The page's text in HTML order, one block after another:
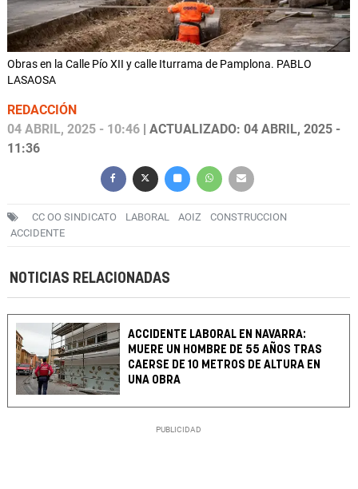
Obras en la Calle Pío XII y calle Iturrama de Pamplona. PABLO
LASAOSA
REDACCIÓN
04 ABRIL, 2025 - 10:46 | ACTUALIZADO: 04 ABRIL, 2025 -
11:36
CC OO SINDICATO LABORAL AOIZ
CONSTRUCCION
ACCIDENTE
NOTICIAS RELACIONADAS
ACCIDENTE LABORAL EN NAVARRA:
MUERE UN HOMBRE DE 55 AÑOS TRAS
CAERSE DE 10 METROS DE ALTURA EN
UNA OBRA